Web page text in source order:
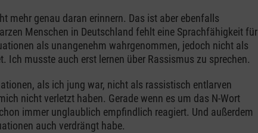
mehr genau daran erinnern. Das ist aber ebenfalls
Menschen in Deutschland fehlt eine Sprachfähigkeit für
als unangenehm wahrgenommen, jedoch nicht als
Ich musste auch erst lernen über Rassismus zu sprechen.
als ich jung war, nicht als rassistisch entlarven
nicht verletzt haben. Gerade wenn es um das N-Wort
immer unglaublich empfindlich reagiert. Und außerdem
auch verdrängt habe.